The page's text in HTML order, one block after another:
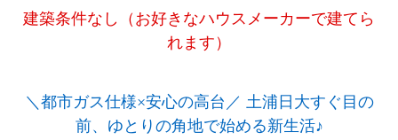
建築条件なし（お好きなハウスメーカーで建てら
れます）
＼都市ガス仕様×安心の高台／ 土浦日大すぐ目の
前、ゆとりの角地で始める新生活♪